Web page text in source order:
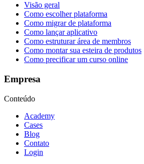
Visão geral
Como escolher plataforma
Como migrar de plataforma
Como lançar aplicativo
Como estruturar área de membros
Como montar sua esteira de produtos
Como precificar um curso online
Empresa
Conteúdo
Academy
Cases
Blog
Contato
Login